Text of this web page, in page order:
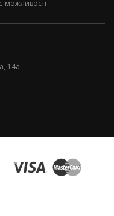
можливості
14а.